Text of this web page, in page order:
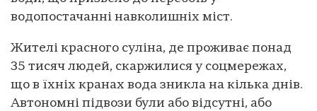
водопостачанні навколишніх міст.
Жителі красного суліна, де проживає понад
35 тисяч людей, скаржилися у соцмережах,
що в їхніх кранах вода зникла на кілька днів.
Автономні підвози були або відсутні, або